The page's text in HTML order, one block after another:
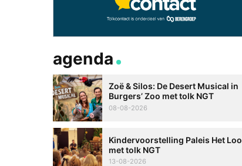
agenda
Zoë & Silos: De Desert Musical in
Burgers’ Zoo met tolk NGT
08-08-2026
Kindervoorstelling Paleis Het Loo
met tolk NGT
13-08-2026